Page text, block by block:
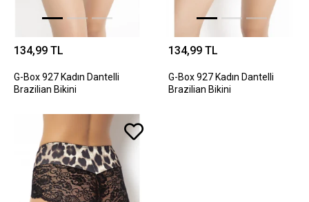
134,99 TL
G-Box 927 Kadın Dantelli
Brazilian Bikini
134,99 TL
G-Box 927 Kadın Dantelli
Brazilian Bikini